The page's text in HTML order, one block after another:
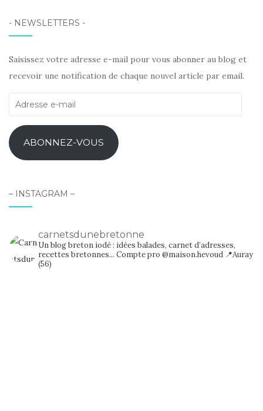
- NEWSLETTERS -
Saisissez votre adresse e-mail pour vous abonner au blog et
recevoir une notification de chaque nouvel article par email.
Adresse
mail
ABONNEZ-VOUS
– INSTAGRAM –
carnetsdunebretonne
Un blog breton iodé : idées balades, carnet d’adresses,
recettes bretonnes... Compte pro @maison.hevoud 📍Auray
(56)